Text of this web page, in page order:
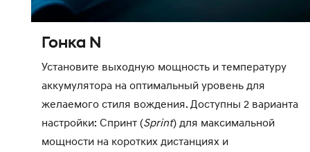
Гонка N
Установите выходную мощность и температуру
аккумулятора на оптимальный уровень для
желаемого стиля вождения. Доступны 2 варианта
настройки: Спринт (Sprint) для максимальной
мощности на коротких дистанциях и